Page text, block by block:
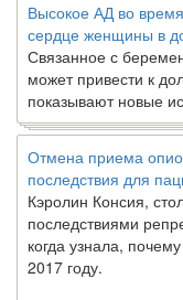
Высокое АД во
сердце женщины в
Связанное с
может привести к
показывают новые
Отмена приема
последствия для
Кэролин Консия,
последствиями
когда узнала,
2017 году.